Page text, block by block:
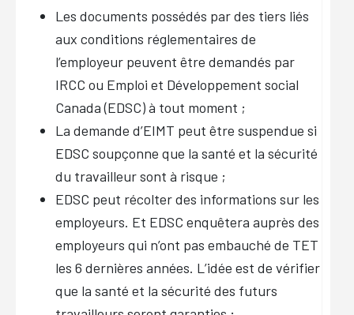
Les documents possédés par des tiers liés
aux conditions réglementaires de
l’employeur peuvent être demandés par
IRCC ou Emploi et Développement social
Canada (EDSC) à tout moment ;
La demande d’EIMT peut être suspendue si
EDSC soupçonne que la santé et la sécurité
du travailleur sont à risque ;
EDSC peut récolter des informations sur les
employeurs. Et EDSC enquêtera auprès des
employeurs qui n’ont pas embauché de TET
les 6 dernières années. L’idée est de vérifier
que la santé et la sécurité des futurs